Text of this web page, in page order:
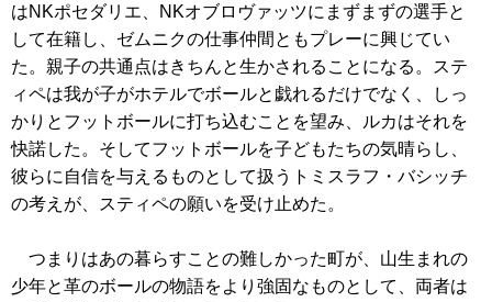
はNKポセダリエ、NKオブロヴァッツにまずまずの選手と
して在籍し、ゼムニクの仕事仲間ともプレーに興じてい
た。親子の共通点はきちんと生かされることになる。ステ
ィペは我が子がホテルでボールと戯れるだけでなく、しっ
かりとフットボールに打ち込むことを望み、ルカはそれを
快諾した。そしてフットボールを子どもたちの気晴らし、
彼らに自信を与えるものとして扱うトミスラフ・バシッチ
の考えが、スティペの願いを受け止めた。
つまりはあの暮らすことの難しかった町が、山生まれの
少年と革のボールの物語をより強固なものとして、両者は